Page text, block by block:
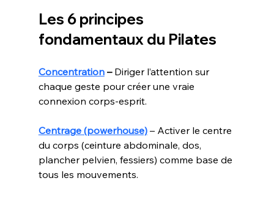
Les 6 principes
fondamentaux du Pilates
Concentration – Diriger l’attention sur
chaque geste pour créer une vraie
connexion corps‑esprit.
Centrage (powerhouse) – Activer le centre
du corps (ceinture abdominale, dos,
plancher pelvien, fessiers) comme base de
tous les mouvements.